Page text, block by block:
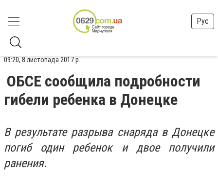
Рус
09:20, 8 листопада 2017 р.
ОБСЕ сообщила подробности
гибели ребенка в Донецке
В результате разрыва снаряда в Донецке
погиб один ребенок и двое получили
ранения.